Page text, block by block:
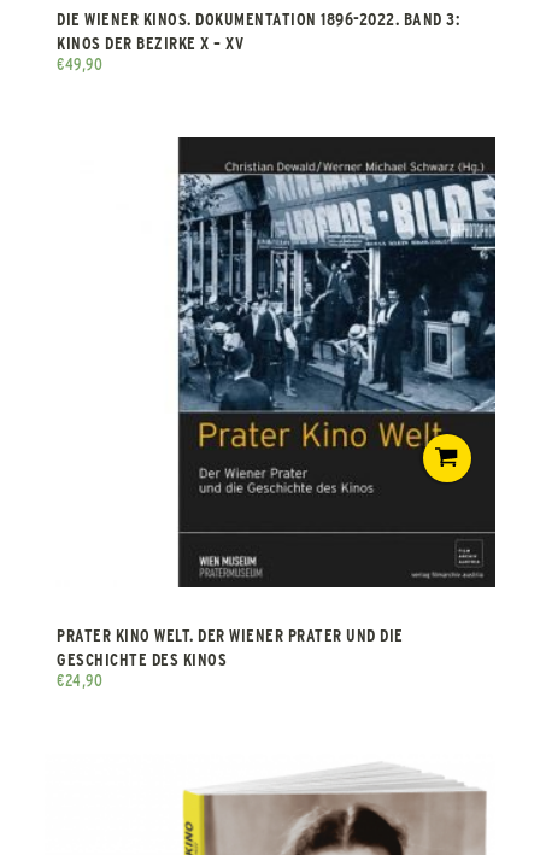
DIE WIENER KINOS. DOKUMENTATION 1896-2022. BAND 3:
KINOS DER BEZIRKE X – XV
€49,90
PRATER KINO WELT. DER WIENER PRATER UND DIE
GESCHICHTE DES KINOS
€24,90